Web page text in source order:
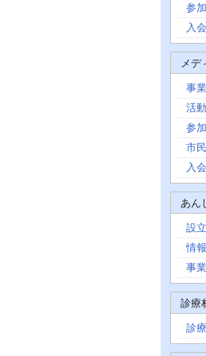
参
メデ
事
活
参
市
あん
設
情
事
診療
診